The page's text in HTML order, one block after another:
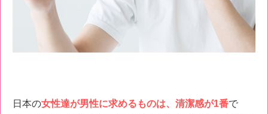
日本の女性達が男性に求めるものは、清潔感が1番で